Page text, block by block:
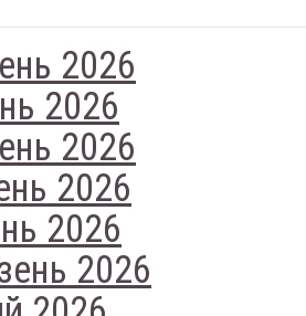
2026
2026
2026
2026
2026
2026